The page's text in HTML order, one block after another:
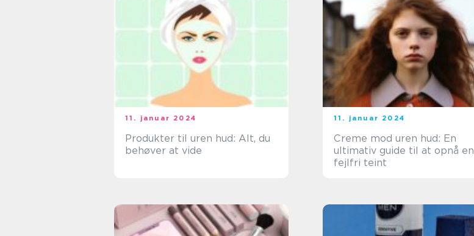
11. januar 2024
Produkter til uren hud: Alt, du
behøver at vide
11. januar 2024
Creme mod uren hud: En
ultimativ guide til at opnå en
fejlfri teint